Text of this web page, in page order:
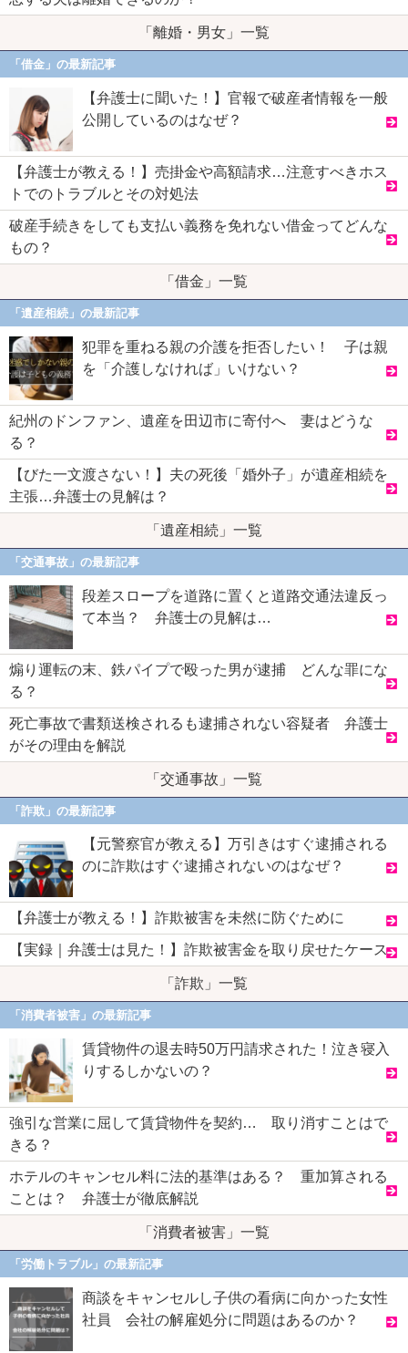
「離婚・男女」一覧
「借金」の最新記事
【弁護士に聞いた！】官報で破産者情報を一般
公開しているのはなぜ？
【弁護士が教える！】売掛金や高額請求…注意すべきホス
トでのトラブルとその対処法
破産手続きをしても支払い義務を免れない借金ってどんな
もの？
「借金」一覧
「遺産相続」の最新記事
犯罪を重ねる親の介護を拒否したい！ 子は親
を「介護しなければ」いけない？
紀州のドンファン、遺産を田辺市に寄付へ 妻はどうな
る？
【びた一文渡さない！】夫の死後「婚外子」が遺産相続を
主張…弁護士の見解は？
「遺産相続」一覧
「交通事故」の最新記事
段差スロープを道路に置くと道路交通法違反っ
て本当？ 弁護士の見解は…
煽り運転の末、鉄パイプで殴った男が逮捕 どんな罪にな
る？
死亡事故で書類送検されるも逮捕されない容疑者 弁護士
がその理由を解説
「交通事故」一覧
「詐欺」の最新記事
【元警察官が教える】万引きはすぐ逮捕される
のに詐欺はすぐ逮捕されないのはなぜ？
【弁護士が教える！】詐欺被害を未然に防ぐために
【実録｜弁護士は見た！】詐欺被害金を取り戻せたケース
「詐欺」一覧
「消費者被害」の最新記事
賃貸物件の退去時50万円請求された！泣き寝入
りするしかないの？
強引な営業に屈して賃貸物件を契約… 取り消すことはで
きる？
ホテルのキャンセル料に法的基準はある？ 重加算される
ことは？ 弁護士が徹底解説
「消費者被害」一覧
「労働トラブル」の最新記事
商談をキャンセルし子供の看病に向かった女性
社員 会社の解雇処分に問題はあるのか？